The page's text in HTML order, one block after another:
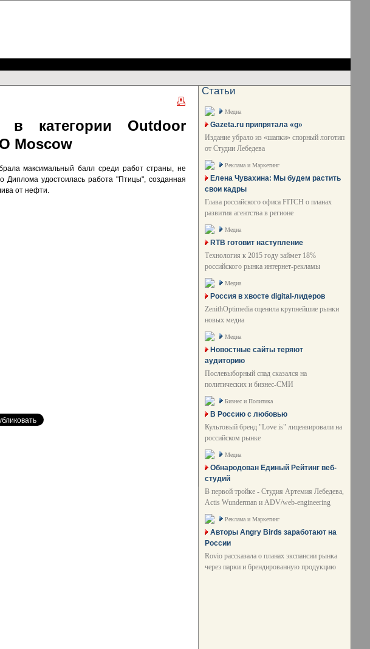
категории Outdoor
Moscow
максимальный балл среди работ страны, не
удостоилась работа "Птицы", созданная
от нефти.
Статьи
Медиа
Gazeta.ru припрятала «g»
Издание убрало из «шапки» спорный логотип
от Студии Лебедева
Реклама и Маркетинг
Елена Чувахина: Мы будем растить
свои кадры
Глава российского офиса FITCH о планах
развития агентства в регионе
Медиа
RTB готовит наступление
Технология к 2015 году займет 18%
российского рынка интернет-рекламы
Медиа
Россия в хвосте digital-лидеров
ZenithOptimedia оценила крупнейшие рынки
новых медиа
Медиа
Новостные сайты теряют
аудиторию
Послевыборный спад сказался на
политических и бизнес-СМИ
Бизнес и Политика
В Россию с любовью
Культовый бренд "Love is" лицензировали на
российском рынке
Медиа
Обнародован Единый Рейтинг веб-
студий
В первой тройке - Студия Артемия Лебедева,
Actis Wunderman и ADV/web-engineering
Реклама и Маркетинг
Авторы Angry Birds заработают на
России
Rovio рассказала о планах экспансии рынка
через парки и брендированную продукцию